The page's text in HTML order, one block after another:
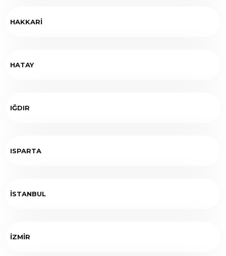
HAKKARİ
HATAY
IĞDIR
ISPARTA
İSTANBUL
İZMİR